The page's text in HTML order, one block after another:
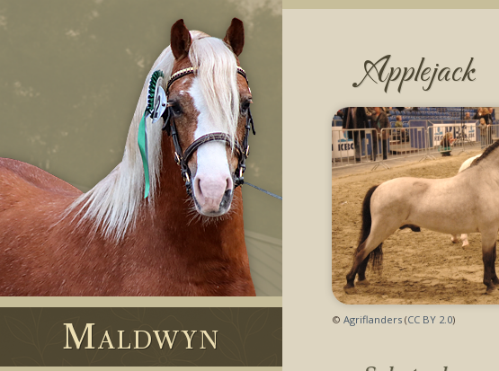
Maldwyn
Applejack
© Agriflanders (CC BY 2.0)